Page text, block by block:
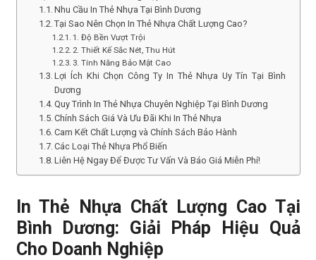
Nhu Cầu In Thẻ Nhựa Tại Bình Dương
Tại Sao Nên Chọn In Thẻ Nhựa Chất Lượng Cao?
1. Độ Bền Vượt Trội
2. Thiết Kế Sắc Nét, Thu Hút
3. Tính Năng Bảo Mật Cao
Lợi Ích Khi Chọn Công Ty In Thẻ Nhựa Uy Tín Tại Bình
Dương
Quy Trình In Thẻ Nhựa Chuyên Nghiệp Tại Bình Dương
Chính Sách Giá Và Ưu Đãi Khi In Thẻ Nhựa
Cam Kết Chất Lượng và Chính Sách Bảo Hành
Các Loại Thẻ Nhựa Phổ Biến
Liên Hệ Ngay Để Được Tư Vấn Và Báo Giá Miễn Phí!
In Thẻ Nhựa Chất Lượng Cao Tại
Bình Dương: Giải Pháp Hiệu Quả
Cho Doanh Nghiệp